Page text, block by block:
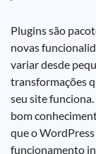
Plugins são
novas
variar desde
transformações
seu site
bom
que o
funcionamento